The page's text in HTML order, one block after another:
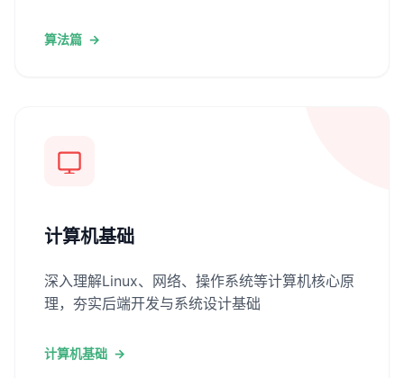
算法篇 →
计算机基础
深入理解Linux、网络、操作系统等计算机核心原
理，夯实后端开发与系统设计基础
计算机基础 →